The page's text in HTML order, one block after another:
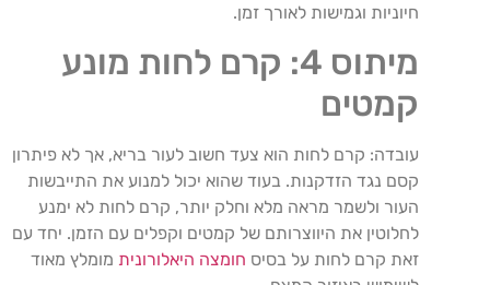
חיוניות וגמישות לאורך זמן.
מיתוס 4: קרם לחות מונע
קמטים
עובדה: קרם לחות הוא צעד חשוב לעור בריא, אך לא פיתרון
קסם נגד הזדקנות. בעוד שהוא יכול למנוע את התייבשות
העור ולשמר מראה מלא וחלק יותר, קרם לחות לא ימנע
לחלוטין את היווצרותם של קמטים וקפלים עם הזמן. יחד עם
זאת קרם לחות על בסיס חומצה היאלורונית מומלץ מאוד